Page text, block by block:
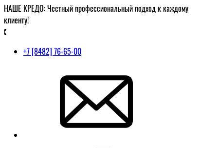
НАШЕ КРЕДО: Честный профессиональный подход к каждому
клиенту!
+7 [8482] 76-65-00